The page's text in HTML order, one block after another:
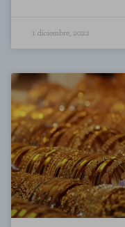
1 diciembre, 2022